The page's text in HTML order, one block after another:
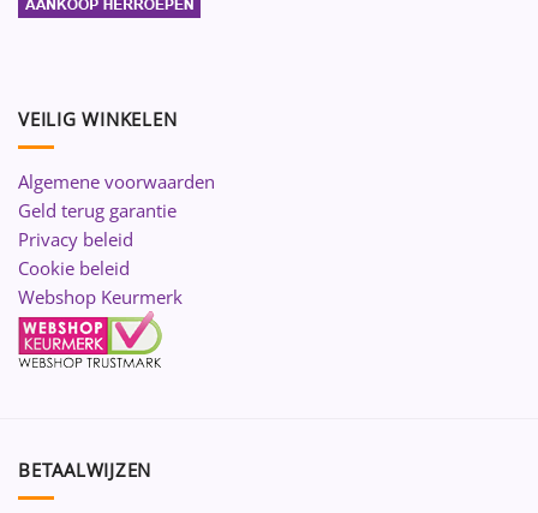
VEILIG WINKELEN
Algemene voorwaarden
Geld terug garantie
Privacy beleid
Cookie beleid
Webshop Keurmerk
BETAALWIJZEN